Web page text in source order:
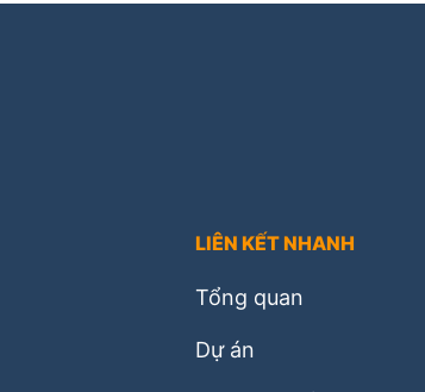
LIÊN KẾT NHANH
Tổng quan
Dự án